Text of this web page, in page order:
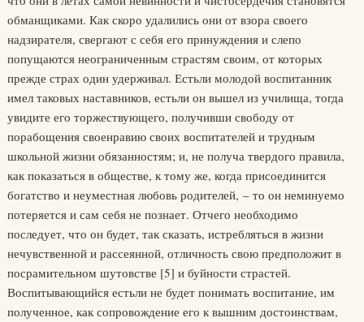
обманщиками. Как скоро удалились они от взора своего
надзирателя, свергают с себя его принуждения и слепо
попущаются неограниченным страстям своим, от которых
прежде страх один удерживал. Естьли молодой воспитанник
имел таковых наставников, естьли он вышел из училища, тогда
увидите его торжествующего, получивши свободу от
порабощения своенравию своих воспитателей и трудным
школьной жизни обязанностям; и, не получа твердого правила,
как показаться в обществе, к тому же, когда присоединится
богатство и неуместная любовь родителей, – то он неминуемо
потеряется и сам себя не познает. Отчего необходимо
последует, что он будет, так сказать, истребляться в жизни
нечувственной и рассеянной, отличность свою предположит в
посрамительном шутовстве [5] и буйности страстей.
Воспитывающийся естьли не будет понимать воспитание, им
полученное, как сопровождение его к вышним достоинствам,